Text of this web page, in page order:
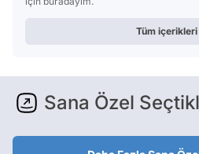
Tüm içerikleri
Sana Özel